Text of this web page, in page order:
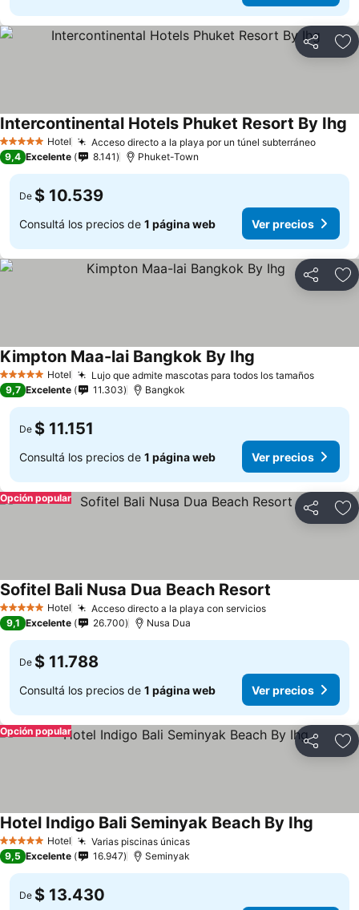
Compartir
5 Estrellas Hotel Acceso directo a la playa por un túnel subterráneo
Intercontinental Hotels Phuket Resort By Ihg
9,4 Excelente 8.141 Phuket-Town
De $ 10.539
Consultá los precios de 1 página web Ver precios
Compartir
5 Estrellas Hotel Lujo que admite mascotas para todos los tamaños
Kimpton Maa-lai Bangkok By Ihg
9,7 Excelente 11.303 Bangkok
De $ 11.151
Consultá los precios de 1 página web Ver precios
Compartir
Opción popular
5 Estrellas Hotel Acceso directo a la playa con servicios
Sofitel Bali Nusa Dua Beach Resort
9,1 Excelente 26.700 Nusa Dua
De $ 11.788
Consultá los precios de 1 página web Ver precios
Compartir
Opción popular
5 Estrellas Hotel Varias piscinas únicas
Hotel Indigo Bali Seminyak Beach By Ihg
9,5 Excelente 16.947 Seminyak
De $ 13.430